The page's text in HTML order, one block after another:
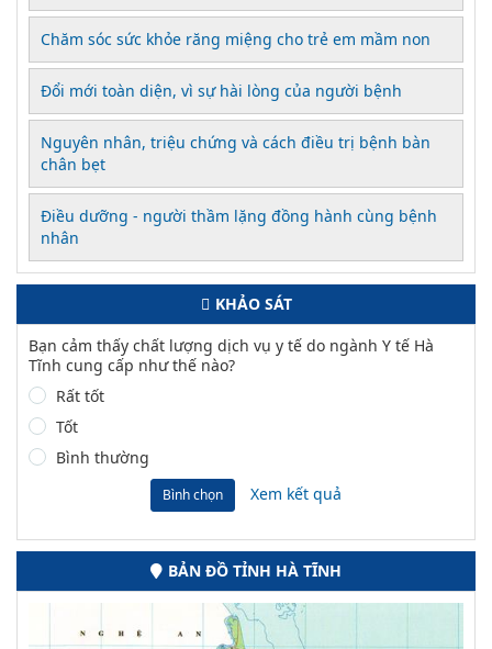
Chăm sóc sức khỏe răng miệng cho trẻ em mầm non
Đổi mới toàn diện, vì sự hài lòng của người bệnh
Nguyên nhân, triệu chứng và cách điều trị bệnh bàn
chân bẹt
Điều dưỡng - người thầm lặng đồng hành cùng bệnh
nhân
KHẢO SÁT
Bạn cảm thấy chất lượng dịch vụ y tế do ngành Y tế Hà
Tĩnh cung cấp như thế nào?
Rất tốt
Tốt
Bình thường
Bình chọn Xem kết quả
BẢN ĐỒ TỈNH HÀ TĨNH